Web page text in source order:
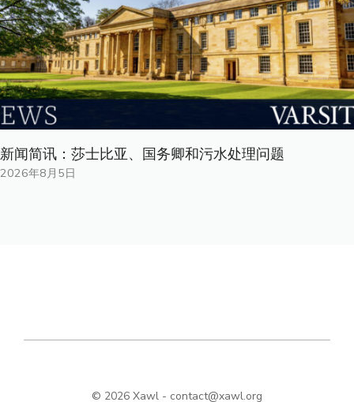
新闻简讯：莎士比亚、国务卿和污水处理问题
2026年8月5日
© 2026 Xawl - contact@xawl.org